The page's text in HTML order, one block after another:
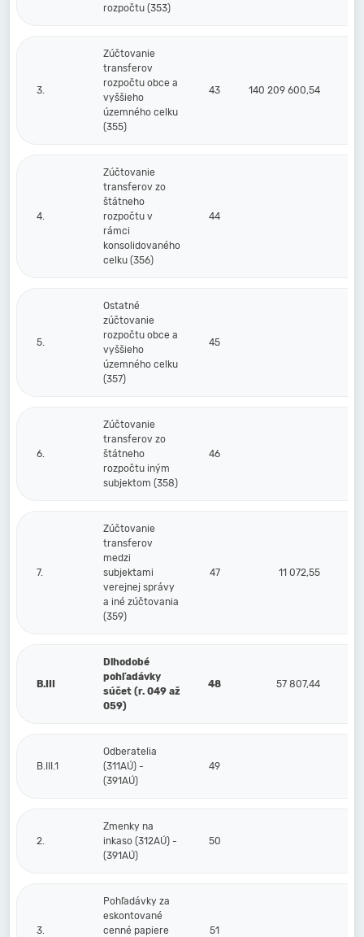
rozpočtu (353)
3.
Zúčtovanie
transferov
rozpočtu obce a
vyššieho
územného celku
(355)
43 140 209 600,54
4.
Zúčtovanie
transferov zo
štátneho
rozpočtu v
rámci
konsolidovaného
celku (356)
44
5.
Ostatné
zúčtovanie
rozpočtu obce a
vyššieho
územného celku
(357)
45
6.
Zúčtovanie
transferov zo
štátneho
rozpočtu iným
subjektom (358)
46
7.
Zúčtovanie
transferov
medzi
subjektami
verejnej správy
a iné zúčtovania
(359)
47 11 072,55
B.III
Dlhodobé
pohľadávky
súčet (r. 049 až
059)
48 57 807,44
B.III.1
Odberatelia
(311AÚ) -
(391AÚ)
49
2.
Zmenky na
inkaso (312AÚ) -
(391AÚ)
50
3.
Pohľadávky za
eskontované
cenné papiere
51